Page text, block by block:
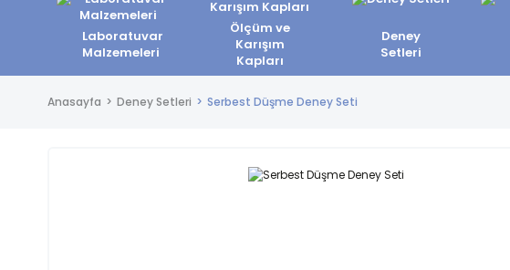
Laboratuvar
Malzemeleri
Ölçüm ve
Karışım
Kapları
Deney
Setleri
Anasayfa Deney Setleri Serbest Düşme Deney Seti